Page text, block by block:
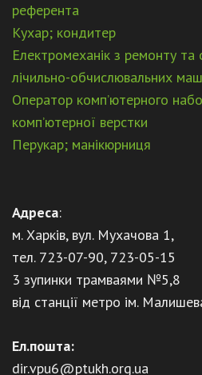
референта
Кухар; кондитер
Електромеханік з ремонту та
лічильно-обчислювальних
Оператор комп’ютерного
комп’ютерної верстки
Перукар; манікюрниця
Адреса:
м. Харків, вул. Мухачова 1,
тел. 723-07-90, 723-05-15
3 зупинки трамваями №5,8
від станції метро ім.
Ел.пошта:
dir.vpu6@ptukh.org.ua